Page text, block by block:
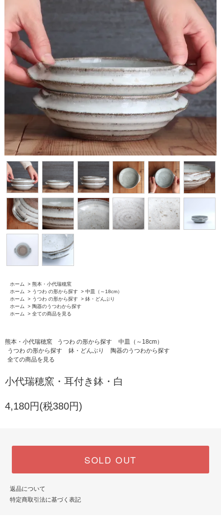
ホーム > 熊本・小代瑞穂窯
ホーム
> うつわ の形から探す > 中皿（～18cm）
ホーム
> うつわ の形から探す > 鉢・どんぶり
ホーム
> 陶器のうつわから探す
ホーム
> 全ての商品を見る
熊本・小代瑞穂窯 うつわ の形から探す
中皿（～18cm）
うつわ の形から探す
鉢・どんぶり
陶器のうつわから探す
全ての商品を見る
小代瑞穂窯・耳付き鉢・白
4,180円(税380円)
SOLD OUT
返品について
特定商取引法に基づく表記